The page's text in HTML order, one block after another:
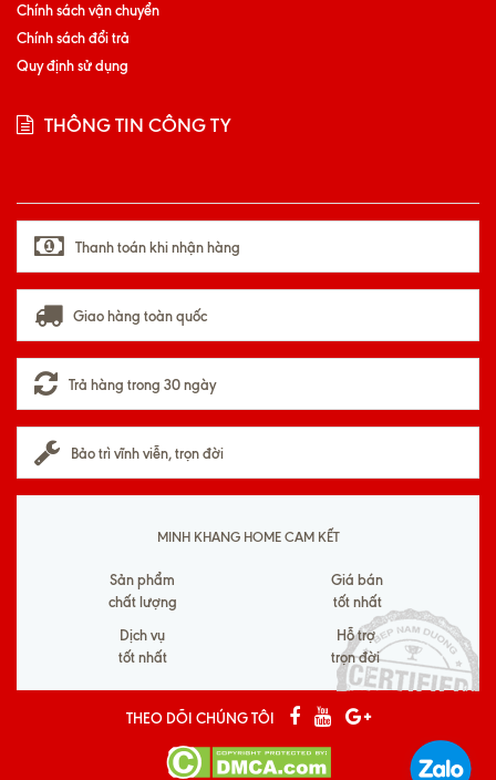
Chính sách vận chuyển
Chính sách đổi trả
Quy định sử dụng
THÔNG TIN CÔNG TY
Thanh toán khi nhận hàng
Giao hàng toàn quốc
Trả hàng trong 30 ngày
Bảo trì vĩnh viễn, trọn đời
MINH KHANG HOME CAM KẾT
Sản phẩm
chất lượng
Giá bán
tốt nhất
Dịch vụ
tốt nhất
Hỗ trợ
trọn đời
THEO DÕI CHÚNG TÔI